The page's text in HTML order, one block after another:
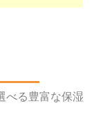
べる豊富な保湿